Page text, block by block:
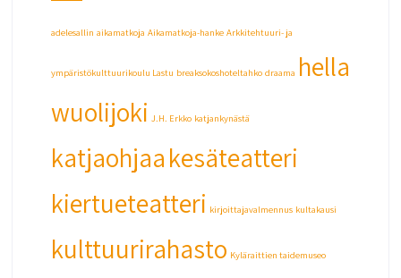
adelesallin aikamatkoja Aikamatkoja-hanke Arkkitehtuuri- ja
ympäristökulttuurikoulu Lastu breaksokoshoteltahko draama hella
wuolijoki J.H. Erkko katjankynästä
katjaohjaakesäteatteri
kiertueteatteri kirjoittajavalmennus kultakausi
kulttuurirahasto Kyläraittien taidemuseo